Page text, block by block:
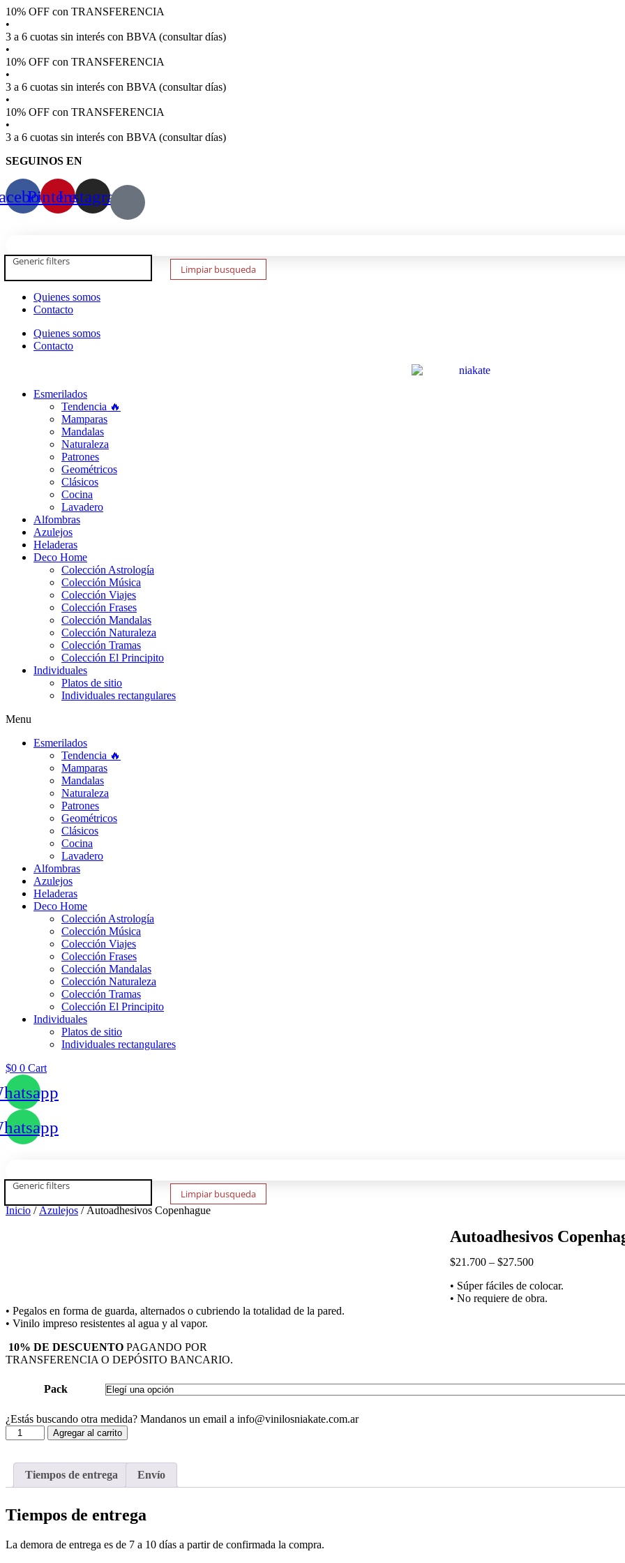
Ir
al
contenido
10% OFF con TRANSFERENCIA
•
3 a 6 cuotas sin interés con BBVA (consultar días)
•
10% OFF con TRANSFERENCIA
•
3 a 6 cuotas sin interés con BBVA (consultar días)
•
10% OFF con TRANSFERENCIA
•
3 a 6 cuotas sin interés con BBVA (consultar días)
SEGUINOS EN
PinterestInstagram
Generic filters
Limpiar busqueda
Quienes somos
Contacto
Quienes somos
Contacto
Esmerilados
Tendencia 🔥
Mamparas
Mandalas
Naturaleza
Patrones
Geométricos
Clásicos
Cocina
Lavadero
Alfombras
Azulejos
Heladeras
Deco Home
Colección Astrología
Colección Música
Colección Viajes
Colección Frases
Colección Mandalas
Colección Naturaleza
Colección Tramas
Colección El Principito
Individuales
Platos de sitio
Individuales rectangulares
Menu
Esmerilados
Tendencia 🔥
Mamparas
Mandalas
Naturaleza
Patrones
Geométricos
Clásicos
Cocina
Lavadero
Alfombras
Azulejos
Heladeras
Deco Home
Colección Astrología
Colección Música
Colección Viajes
Colección Frases
Colección Mandalas
Colección Naturaleza
Colección Tramas
Colección El Principito
Individuales
Platos de sitio
Individuales rectangulares
$0 0 Cart
Generic filters
Limpiar busqueda
Inicio / Azulejos / Autoadhesivos Copenhague
Autoadhesivos
$21.700 – $27.500Price
$21.700
through
• Súper fáciles de colocar.
• No requiere de obra.
• Pegalos en forma de guarda, alternados o cubriendo la totalidad de la pared.
• Vinilo impreso resistentes al agua y al vapor.
10% DE DESCUENTO PAGANDO POR
TRANSFERENCIA O DEPÓSITO BANCARIO.
Pack
¿Estás buscando otra medida? Mandanos un email a info@vinilosniakate.com.ar
Autoadhesivos
Copenhague
Agregar al carrito
Tiempos de entrega Envío
Tiempos de entrega
La demora de entrega es de 7 a 10 días a partir de confirmada la compra.